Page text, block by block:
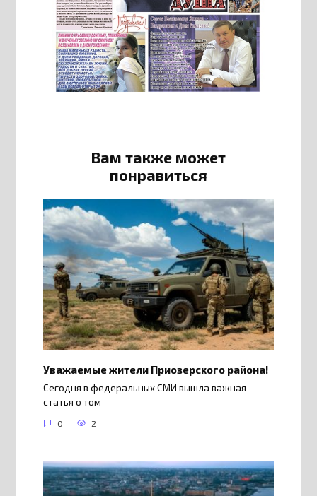
Вам также может
понравиться
Уважаемые жители Приозерского района!
Сегодня в федеральных СМИ вышла важная
статья о том
0 2